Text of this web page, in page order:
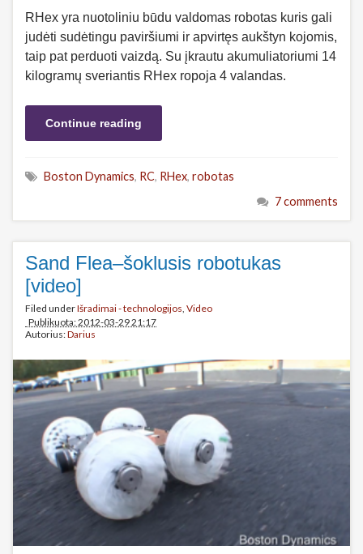
RHex yra nuotoliniu būdu valdomas robotas kuris gali
judėti sudėtingu paviršiumi ir apvirtęs aukštyn kojomis,
taip pat perduoti vaizdą. Su įkrautu akumuliatoriumi 14
kilogramų sveriantis RHex ropoja 4 valandas.
Continue reading
Boston Dynamics, RC, RHex, robotas
7 comments
Sand Flea–šoklusis robotukas
[video]
Filed underIšradimai - technologijos, Video
Publikuota: 2012-03-29 21:17
Autorius:Darius